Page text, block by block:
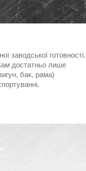
заводської готовності.
достатньо лише
бак, рама)